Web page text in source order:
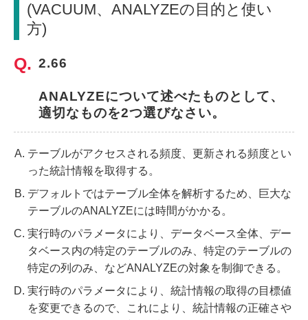
(VACUUM、ANALYZEの目的と使い
方)
2.66
ANALYZEについて述べたものとして、
適切なものを2つ選びなさい。
テーブルがアクセスされる頻度、更新される頻度とい
った統計情報を取得する。
デフォルトではテーブル全体を解析するため、巨大な
テーブルのANALYZEには時間がかかる。
実行時のパラメータにより、データベース全体、デー
タベース内の特定のテーブルのみ、特定のテーブルの
特定の列のみ、などANALYZEの対象を制御できる。
実行時のパラメータにより、統計情報の取得の目標値
を変更できるので、これにより、統計情報の正確さや